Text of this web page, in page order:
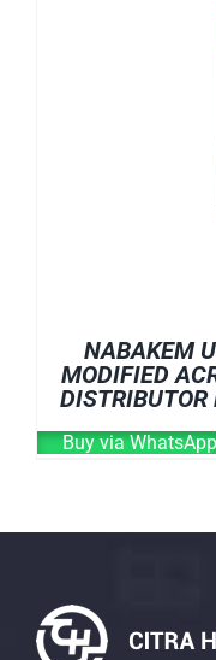
NABAKEM
MODIFIED
DISTRIBUTOR
Buy via WhatsApp